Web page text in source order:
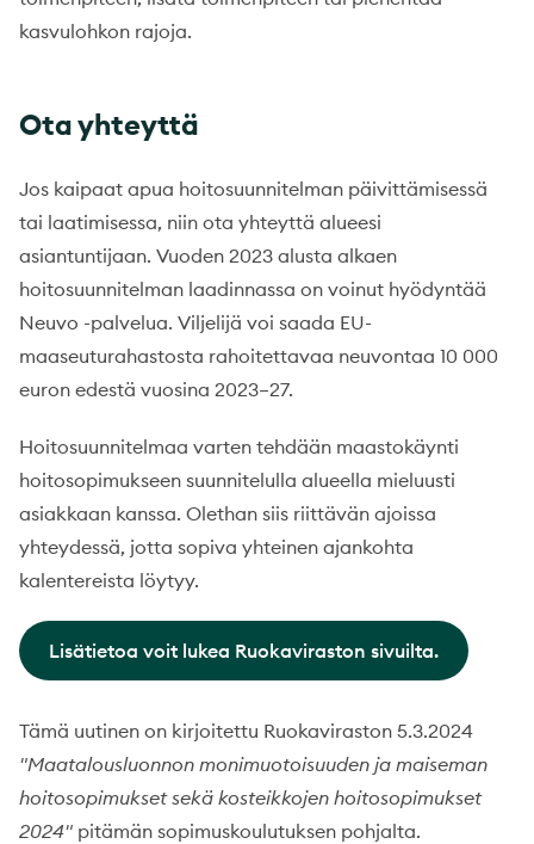
kasvulohkon rajoja.
Ota yhteyttä
Jos kaipaat apua hoitosuunnitelman päivittämisessä
tai laatimisessa, niin ota yhteyttä alueesi
asiantuntijaan. Vuoden 2023 alusta alkaen
hoitosuunnitelman laadinnassa on voinut hyödyntää
Neuvo -palvelua. Viljelijä voi saada EU-
maaseuturahastosta rahoitettavaa neuvontaa 10 000
euron edestä vuosina 2023–27.
Hoitosuunnitelmaa varten tehdään maastokäynti
hoitosopimukseen suunnitelulla alueella mieluusti
asiakkaan kanssa. Olethan siis riittävän ajoissa
yhteydessä, jotta sopiva yhteinen ajankohta
kalentereista löytyy.
Lisätietoa voit lukea Ruokaviraston sivuilta.
Tämä uutinen on kirjoitettu Ruokaviraston 5.3.2024
"Maatalousluonnon monimuotoisuuden ja maiseman
hoitosopimukset sekä kosteikkojen hoitosopimukset
2024" pitämän sopimuskoulutuksen pohjalta.